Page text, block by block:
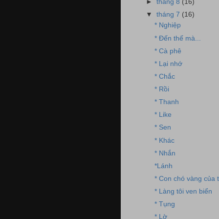
►tháng 8 (16)
▼tháng 7 (16)
* Nghiệp
* Đến thế mà...
* Cà phê
* Lại nhớ
* Chắc
* Rồi
* Thanh
* Like
* Sen
* Khác
* Nhắn
*Lánh
* Con chó vàng của
* Làng tôi ven biển
* Tụng
* Lờ